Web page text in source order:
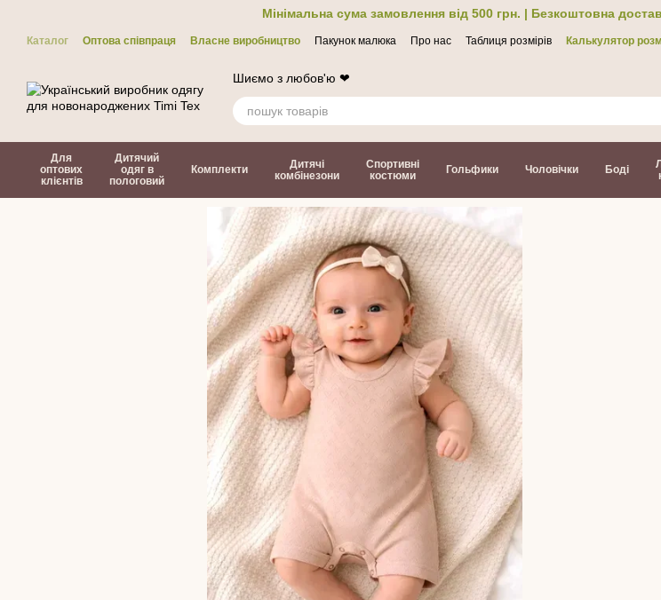
Мінімальна сума замовлення від 500 грн. | Безкоштовна
Каталог Оптова співпраця Власне виробництво Пакунок малюка Про нас Таблиця розмірів Калькулятор
Шиємо з любов'ю ❤
Для
оптових
клієнтів
Дитячий
одяг в
пологовий
Комплекти
Дитячі
комбінезони
Спортивні
костюми
Гольфики Чоловічки Боді